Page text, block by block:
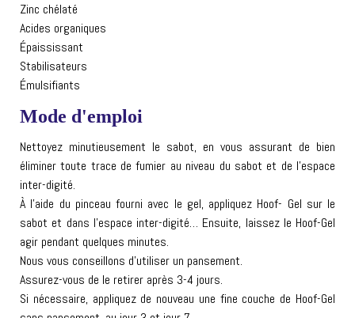
Zinc chélaté
Acides organiques
Épaississant
Stabilisateurs
Émulsifiants
Mode d'emploi
Nettoyez minutieusement le sabot, en vous assurant de bien
éliminer toute trace de fumier au niveau du sabot et de l’espace
inter-digité.
À l’aide du pinceau fourni avec le gel, appliquez Hoof- Gel sur le
sabot et dans l’espace inter-digité… Ensuite, laissez le Hoof-Gel
agir pendant quelques minutes.
Nous vous conseillons d’utiliser un pansement.
Assurez-vous de le retirer après 3-4 jours.
Si nécessaire, appliquez de nouveau une fine couche de Hoof-Gel